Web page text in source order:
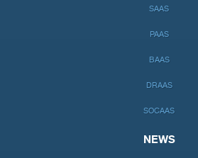
SAAS
PAAS
BAAS
DRAAS
SOCAAS
NEWS